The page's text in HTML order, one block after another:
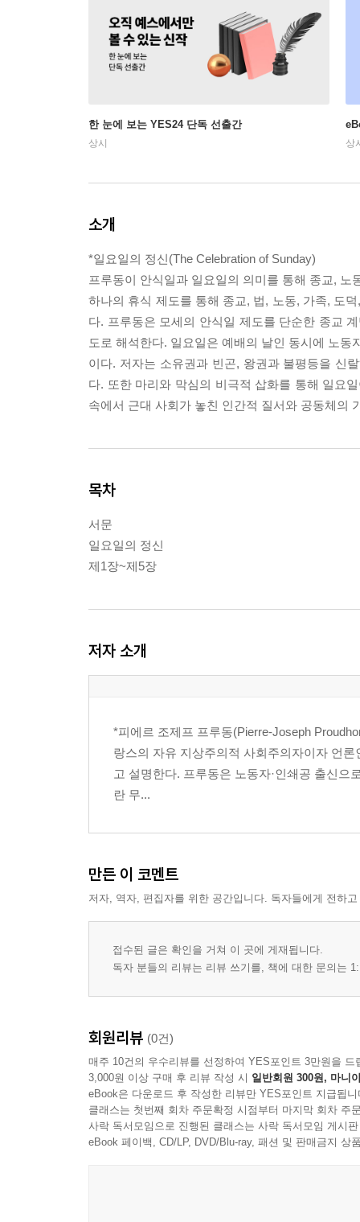
한 눈에 보는 YES24 단독 선출간
상시 상
소개
*일요일의 정신(The Celebration of Sunday)
프루동이 안식일과 일요일의 의미를 통해 종교,
하나의 휴식 제도를 통해 종교, 법, 노동, 가족, 도
다. 프루동은 모세의 안식일 제도를 단순한 종교
도로 해석한다. 일요일은 예배의 날인 동시에 노
이다. 저자는 소유권과 빈곤, 왕권과 불평등을 신
다. 또한 마리와 막심의 비극적 삽화를 통해 일요
속에서 근대 사회가 놓친 인간적 질서와 공동체의
목차
서문
일요일의 정신
제1장~제5장
저자 소개
*피에르 조제프 프루동(Pierre-Joseph
랑스의 자유 지상주의적 사회주의자이자 언
고 설명한다. 프루동은 노동자·인쇄공 출신
란 무...
만든 이 코멘트
저자, 역자, 편집자를 위한 공간입니다. 독자들에게 전하
접수된 글은 확인을 거쳐 이 곳에 게재됩니다.
독자 분들의 리뷰는 리뷰 쓰기를, 책에 대한 문의는
회원리뷰 (0건)
매주 10건의 우수리뷰를 선정하여 YES포인트 3만원을 드
3,000원 이상 구매 후 리뷰 작성 시 일반회원 300원, 마니
eBook은 다운로드 후 작성한 리뷰만 YES포인트 지급됩니
클래스는 첫번째 회차 주문확정 시점부터 마지막 회차 주
사락 독서모임으로 진행된 클래스는 사락 독서모임 게시
eBook 페이백, CD/LP, DVD/Blu-ray, 패션 및 판매금지 상